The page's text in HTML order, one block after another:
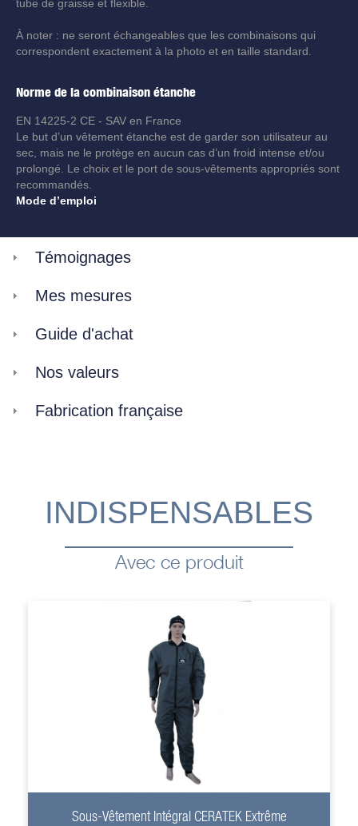
tube de graisse et flexible.
À noter : ne seront échangeables que les combinaisons qui
correspondent exactement à la photo et en taille standard.
Norme de la combinaison étanche
EN 14225-2 CE - SAV en France
Le but d’un vêtement étanche est de garder son utilisateur au
sec, mais ne le protège en aucun cas d’un froid intense et/ou
prolongé. Le choix et le port de sous-vêtements appropriés sont
recommandés.
Mode d’emploi
Témoignages
Mes mesures
Guide d'achat
Nos valeurs
Fabrication française
INDISPENSABLES
Avec ce produit
+
Sous-Vêtement Intégral CERATEK Extrême